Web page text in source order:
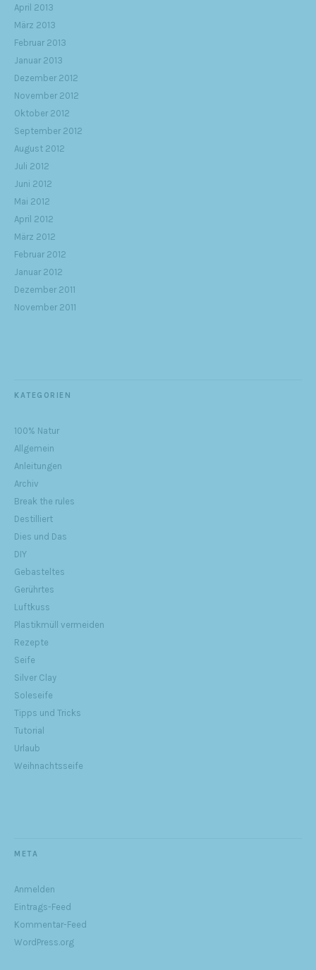
April 2013
März 2013
Februar 2013
Januar 2013
Dezember 2012
November 2012
Oktober 2012
September 2012
August 2012
Juli 2012
Juni 2012
Mai 2012
April 2012
März 2012
Februar 2012
Januar 2012
Dezember 2011
November 2011
KATEGORIEN
100% Natur
Allgemein
Anleitungen
Archiv
Break the rules
Destilliert
Dies und Das
DIY
Gebasteltes
Gerührtes
Luftkuss
Plastikmüll vermeiden
Rezepte
Seife
Silver Clay
Soleseife
Tipps und Tricks
Tutorial
Urlaub
Weihnachtsseife
META
Anmelden
Eintrags-Feed
Kommentar-Feed
WordPress.org